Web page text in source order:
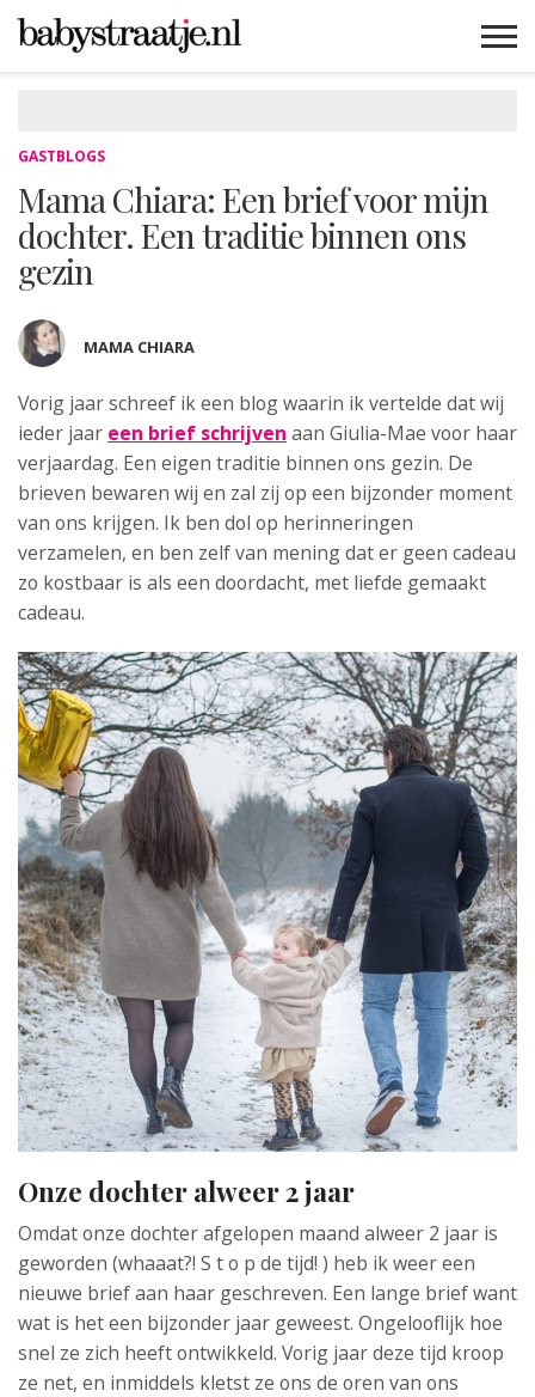
GASTBLOGS
Mama Chiara: Een brief voor mijn
dochter. Een traditie binnen ons
gezin
MAMA CHIARA
Vorig jaar schreef ik een blog waarin ik vertelde dat wij
ieder jaar een brief schrijven aan Giulia-Mae voor haar
verjaardag. Een eigen traditie binnen ons gezin. De
brieven bewaren wij en zal zij op een bijzonder moment
van ons krijgen. Ik ben dol op herinneringen
verzamelen, en ben zelf van mening dat er geen cadeau
zo kostbaar is als een doordacht, met liefde gemaakt
cadeau.
Onze dochter alweer 2 jaar
Omdat onze dochter afgelopen maand alweer 2 jaar is
geworden (whaaat?! S t o p de tijd! ) heb ik weer een
nieuwe brief aan haar geschreven. Een lange brief want
wat is het een bijzonder jaar geweest. Ongelooflijk hoe
snel ze zich heeft ontwikkeld. Vorig jaar deze tijd kroop
ze net, en inmiddels kletst ze ons de oren van ons